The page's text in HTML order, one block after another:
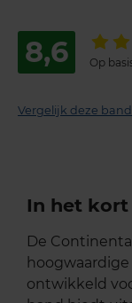
8,6 Op
Vergelijk deze
In het kort
De
ontwikkeld